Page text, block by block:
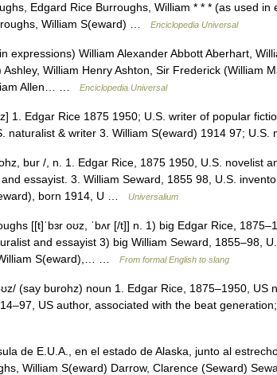
Edgard Rice Burroughs, William * * * (as used in
William S(eward) …
Enciclopedia Universal
expressions) William Alexander Abbott Aberhart,
William Henry Ashton, Sir Frederick (William
Allen… …
Enciclopedia Universal
1. Edgar Rice 1875 1950; U.S. writer of popular
naturalist & writer 3. William S(eward) 1914 97;
bur /, n. 1. Edgar Rice, 1875 1950, U.S. novelist
essayist. 3. William Seward, 1855 98, U.S.
born 1914, U …
Universalium
[[t]ˈbɜr oʊz, ˈbʌr [/t]] n. 1) big Edgar Rice,
and essayist 3) big William Seward, 1855–98,
S(eward),… …
From formal English to slang
(say burohz) noun 1. Edgar Rice, 1875–1950, US
US author, associated with the beat
de E.U.A., en el estado de Alaska, junto al
William S(eward) Darrow, Clarence (Seward)